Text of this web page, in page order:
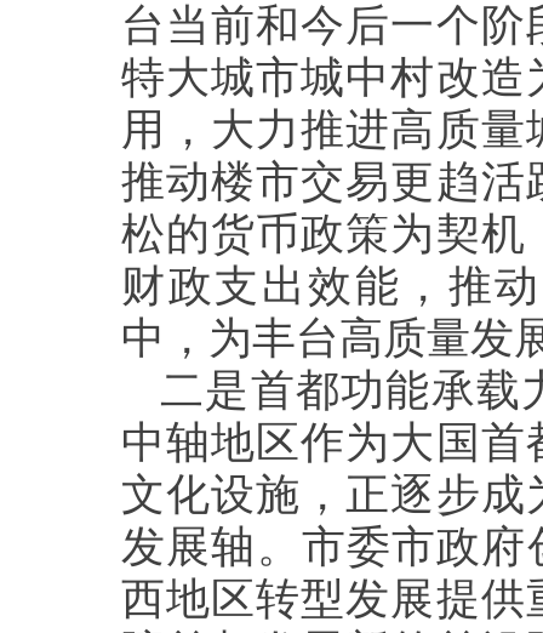
台当前和今后一个
特大城市城中村改
用，大力推进高质
推动楼市交易更趋
松的货币政策为契
财政支出效能，推
中，为丰台高质量发
二是首都功能承载
中轴地区作为大国
文化设施，正逐步
发展轴。市委市政府
西地区转型发展提